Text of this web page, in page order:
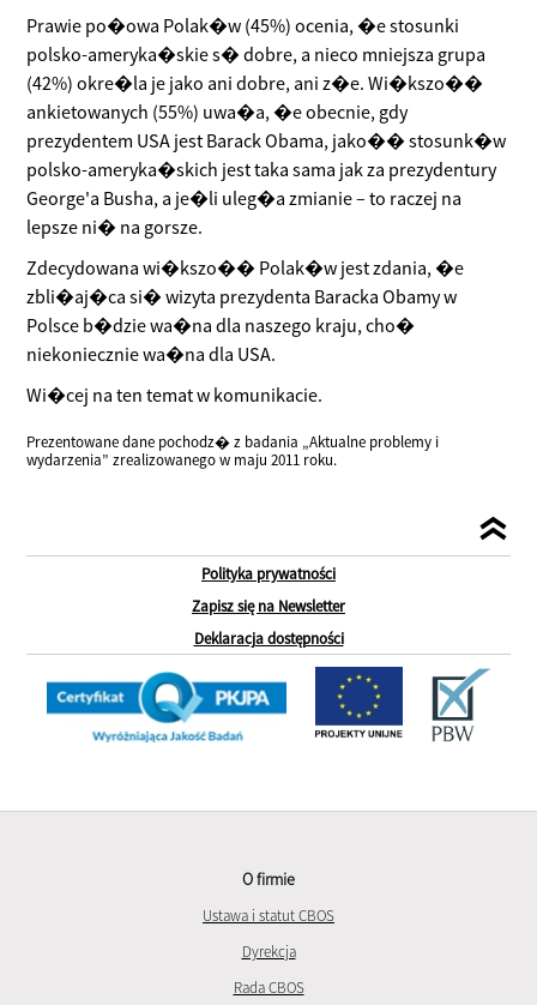
Prawie po�owa Polak�w (45%) ocenia, �e stosunki
polsko-ameryka�skie s� dobre, a nieco mniejsza grupa
(42%) okre�la je jako ani dobre, ani z�e. Wi�kszo��
ankietowanych (55%) uwa�a, �e obecnie, gdy
prezydentem USA jest Barack Obama, jako�� stosunk�w
polsko-ameryka�skich jest taka sama jak za prezydentury
George'a Busha, a je�li uleg�a zmianie – to raczej na
lepsze ni� na gorsze.
Zdecydowana wi�kszo�� Polak�w jest zdania, �e
zbli�aj�ca si� wizyta prezydenta Baracka Obamy w
Polsce b�dzie wa�na dla naszego kraju, cho�
niekoniecznie wa�na dla USA.
Wi�cej na ten temat w komunikacie.
Prezentowane dane pochodz� z badania „Aktualne problemy i
wydarzenia” zrealizowanego w maju 2011 roku.
Polityka prywatności
Zapisz się na Newsletter
Deklaracja dostępności
O firmie
Ustawa i statut CBOS
Dyrekcja
Rada CBOS